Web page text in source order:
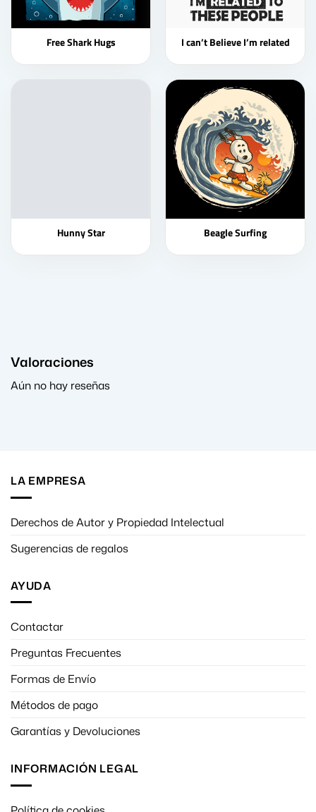
Free Shark Hugs I can’t Believe I’m related
Hunny Star Beagle Surfing
Valoraciones
Aún no hay reseñas
LA EMPRESA
Derechos de Autor y Propiedad Intelectual
Sugerencias de regalos
AYUDA
Contactar
Preguntas Frecuentes
Formas de Envío
Métodos de pago
Garantías y Devoluciones
INFORMACIÓN LEGAL